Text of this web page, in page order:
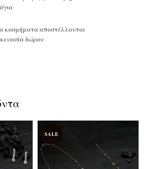
κοσμήματα αποστέλλονται
δώρου
SALE